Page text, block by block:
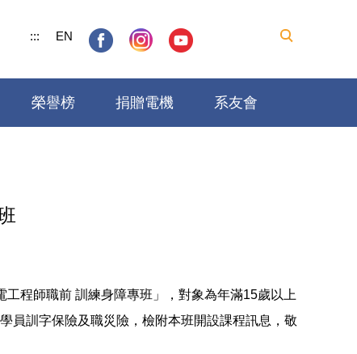
::: EN
榮譽榜 捐贈電機 系友會
程師職前 訓練身障專班」，對象為年滿15歲以上
員訓字保險及職災險，檢附本班開設課程訊息，敬